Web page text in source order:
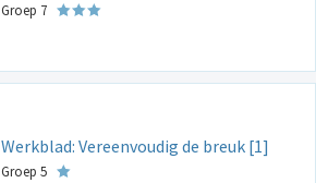
Groep 7
Werkblad: Vereenvoudig de breuk [1]
Groep 5